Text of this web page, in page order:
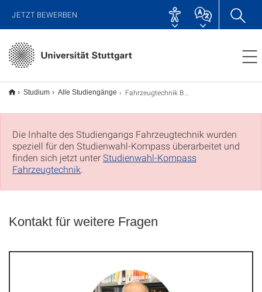
JETZT BEWERBEN
Studium Alle Studiengänge Fahrzeugtechnik B.Sc.
Die Inhalte des Studiengangs Fahrzeugtechnik wurden
speziell für den Studienwahl-Kompass überarbeitet und
finden sich jetzt unterStudienwahl-Kompass
Fahrzeugtechnik
Kontakt für weitere Fragen